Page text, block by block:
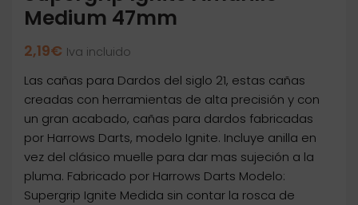
Medium 47mm
2,19€ Iva incluido
Las cañas para Dardos del siglo 21, estas cañas
creadas con herramientas de alta precisión y con
un gran acabado, cañas para dardos fabricadas
por Harrows Darts, modelo Ignite. Incluye anilla en
vez del clásico muelle para dar mas sujeción a la
pluma. Fabricado por Harrows Darts Modelo:
Supergrip Ignite Medida sin contar la rosca de